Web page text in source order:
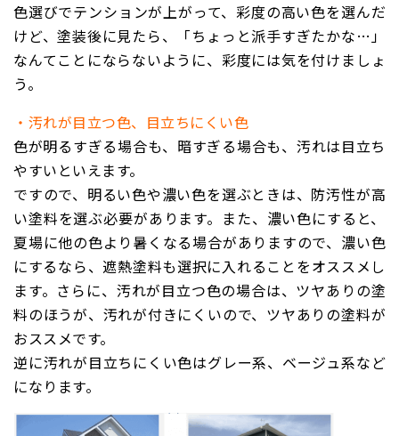
色選びでテンションが上がって、彩度の高い色を選んだ
けど、塗装後に見たら、「ちょっと派手すぎたかな…」
なんてことにならないように、彩度には気を付けましょ
う。
・汚れが目立つ色、目立ちにくい色
色が明るすぎる場合も、暗すぎる場合も、汚れは目立ち
やすいといえます。
ですので、明るい色や濃い色を選ぶときは、防汚性が高
い塗料を選ぶ必要があります。また、濃い色にすると、
夏場に他の色より暑くなる場合がありますので、濃い色
にするなら、遮熱塗料も選択に入れることをオススメし
ます。さらに、汚れが目立つ色の場合は、ツヤありの塗
料のほうが、汚れが付きにくいので、ツヤありの塗料が
おススメです。
逆に汚れが目立ちにくい色はグレー系、ベージュ系など
になります。